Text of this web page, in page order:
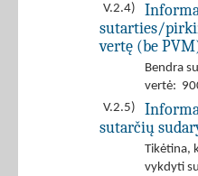
V.2.4)
sutarties/
vertę (be
Bendra
vertė:
V.2.5)
sutarčių
Tikėtina,
vykdyti